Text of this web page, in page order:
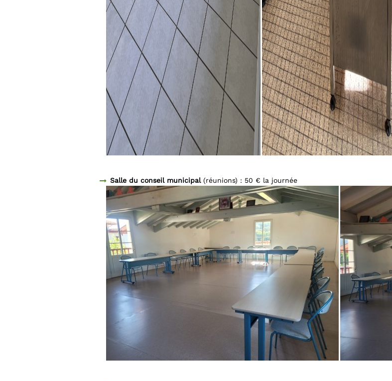
Salle du conseil municipal (réunions) : 50 € la journée